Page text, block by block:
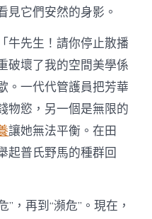
見它們安然的身影。
牛先生！請你停止散播
破壞了我的空間美學係
。一代代管護員把芳華
物慾，另一個是無限的
讓她無法平衡。在田
起普氏野馬的種群回
”，再到“瀕危”。現在，